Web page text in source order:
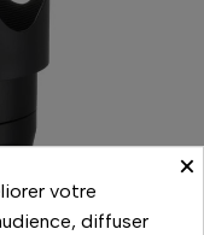
×
votre
diffuser